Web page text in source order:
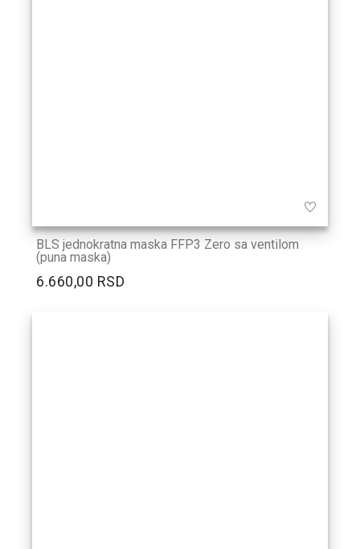
BLS jednokratna maska FFP3 Zero sa ventilom
(puna maska)
6.660,00 RSD